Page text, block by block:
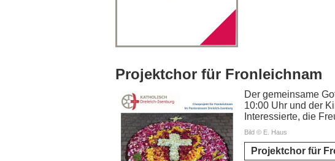
Projektchor für Fronleichnam
Der gemeinsame
10:00 Uhr und der
Interessierte, die
Bild © E. Haus
Projektchor für